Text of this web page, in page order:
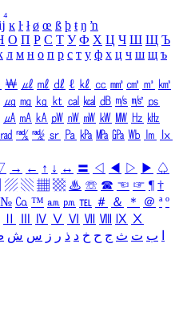
₄
ĸ ŀ ł ø œ ß þ ŧ ŋ ŉ
О П Р С Т У Ф Х Ц Ч Ш Щ Ъ
л м н о п р с т у ф х ц ч ш щ ъ
￦ ㎕ ㎖ ㎗ ℓ ㎘ ㏄ ㎣ ㎤ ㎥ ㎦
㎍ ㎎ ㎏ ㏏ ㎈ ㎉ ㏈ ㎧ ㎨ ㎰
㎂ ㎃ ㎄ ㎺ ㎻ ㎽ ㎾ ㎿ ㎐ ㎑
㎭ ㎮ ㎯ ㏛ ㎩ ㎪ ㎫ ㎬ ㏝ ㏐
㏓
→ ← ↑ ↓ ↔ 〓 ◁ ◀ ▷ ▶ ♤
▨ ▧ ▦ ▩ ♨ ☏ ☎ ☜ ☞ ¶ †
№ ㏇ ™ ㏂ ㏘ ℡ ＃ ＆ ＊ ＠ ª º
Ⅳ Ⅴ Ⅵ Ⅶ Ⅷ Ⅸ Ⅹ
ب ت ث ج ح خ د ذ ر ز س ش